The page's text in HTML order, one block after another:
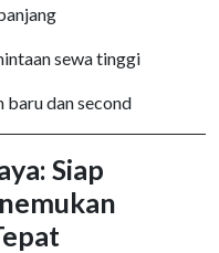
sewa tinggi
dan second
Siap